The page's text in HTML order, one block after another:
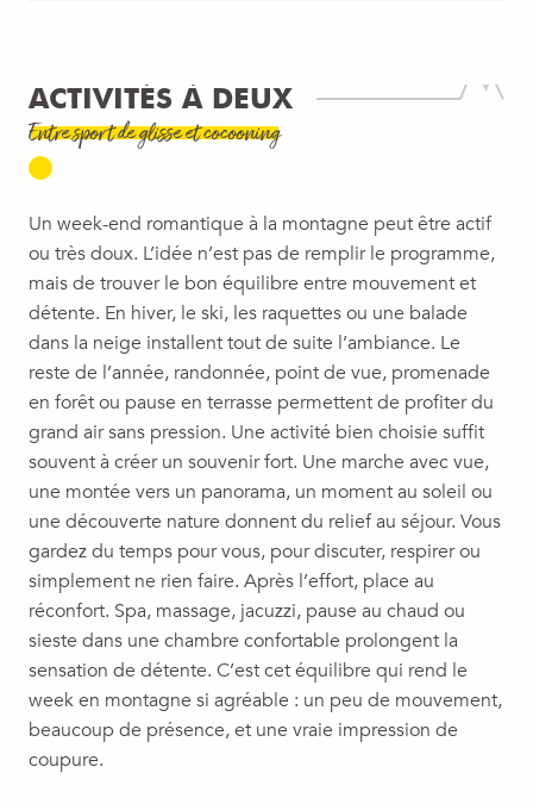
ACTIVITÉS À DEUX
Entre sport de glisse et cocooning
Un week-end romantique à la montagne peut être actif
ou très doux. L’idée n’est pas de remplir le programme,
mais de trouver le bon équilibre entre mouvement et
détente. En hiver, le ski, les raquettes ou une balade
dans la neige installent tout de suite l’ambiance. Le
reste de l’année, randonnée, point de vue, promenade
en forêt ou pause en terrasse permettent de profiter du
grand air sans pression. Une activité bien choisie suffit
souvent à créer un souvenir fort. Une marche avec vue,
une montée vers un panorama, un moment au soleil ou
une découverte nature donnent du relief au séjour. Vous
gardez du temps pour vous, pour discuter, respirer ou
simplement ne rien faire. Après l’effort, place au
réconfort. Spa, massage, jacuzzi, pause au chaud ou
sieste dans une chambre confortable prolongent la
sensation de détente. C’est cet équilibre qui rend le
week en montagne si agréable : un peu de mouvement,
beaucoup de présence, et une vraie impression de
coupure.